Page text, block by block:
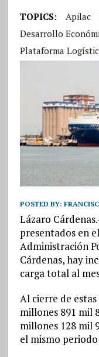
TOPICS: Apilac
Desarrollo
Plataforma
POSTED BY:
Lázaro
presentados en
Administración
Cárdenas, hay
carga total al
Al cierre de
millones 891 mil
millones 128 mil
el mismo